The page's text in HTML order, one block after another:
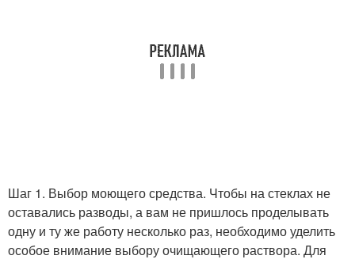
Шаг 1. Выбор моющего средства. Чтобы на стеклах не
оставались разводы, а вам не пришлось проделывать
одну и ту же работу несколько раз, необходимо уделить
особое внимание выбору очищающего раствора. Для